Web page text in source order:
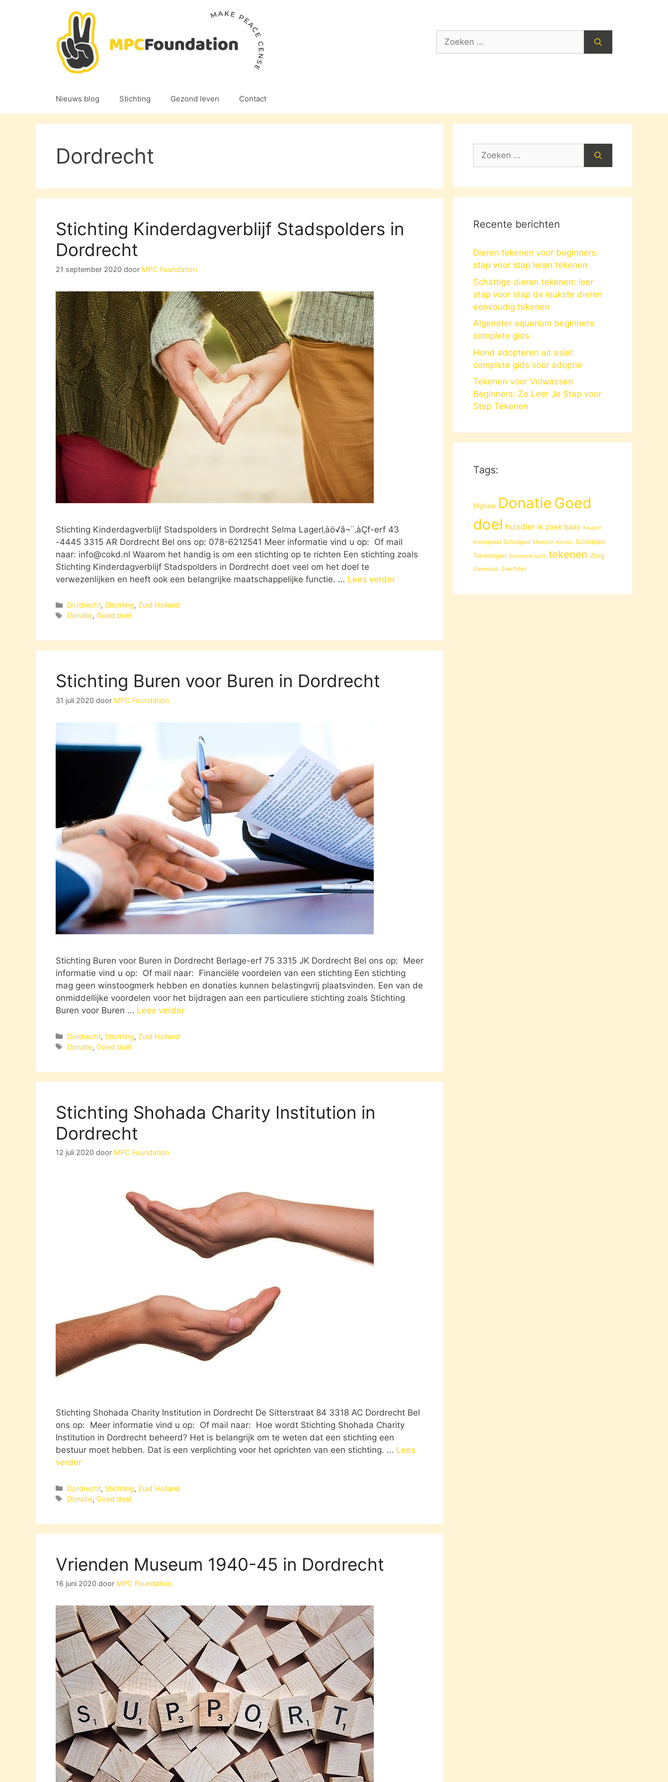
Zoek
Nieuws blog Stichting Gezond leven Contact
Dordrecht
Stichting Kinderdagverblijf Stadspolders in
Dordrecht
21 september 2020 door MPC Foundation
Stichting Kinderdagverblijf Stadspolders in Dordrecht Selma Lagerl‚àö√â¬¨‚àÇf-erf 43
-4445 3315 AR Dordrecht Bel ons op: 078-6212541 Meer informatie vind u op: Of mail
naar: info@cokd.nl Waarom het handig is om een stichting op te richten Een stichting zoals
Stichting Kinderdagverblijf Stadspolders in Dordrecht doet veel om het doel te
verwezenlijken en heeft ook een belangrijke maatschappelijke functie. … Lees verder
Categorieën
Dordrecht, Stichting, Zuid Holland
Tags
Donatie,Goed doel
Stichting Buren voor Buren in Dordrecht
31 juli 2020 door MPC Foundation
Stichting Buren voor Buren in Dordrecht Berlage-erf 75 3315 JK Dordrecht Bel ons op: Meer
informatie vind u op: Of mail naar: Financiële voordelen van een stichting Een stichting
mag geen winstoogmerk hebben en donaties kunnen belastingvrij plaatsvinden. Een van de
onmiddellijke voordelen voor het bijdragen aan een particuliere stichting zoals Stichting
Buren voor Buren … Lees verder
Categorieën
Dordrecht, Stichting, Zuid Holland
Tags
Donatie,Goed doel
Stichting Shohada Charity Institution in
Dordrecht
12 juli 2020 door MPC Foundation
Stichting Shohada Charity Institution in Dordrecht De Sitterstraat 84 3318 AC Dordrecht Bel
ons op: Meer informatie vind u op: Of mail naar: Hoe wordt Stichting Shohada Charity
Institution in Dordrecht beheerd? Het is belangrijk om te weten dat een stichting een
bestuur moet hebben. Dat is een verplichting voor het oprichten van een stichting. … Lees
verder
Categorieën
Dordrecht, Stichting, Zuid Holland
Tags
Donatie,Goed doel
Vrienden Museum 1940-45 in Dordrecht
16 juni 2020 door MPC Foundation
Zoek
Recente berichten
Dieren tekenen voor beginners:
stap voor stap leren tekenen
Schattige dieren tekenen: leer
stap voor stap de leukste dieren
eenvoudig tekenen
Algeneter aquarium beginners:
complete gids
Hond adopteren uit asiel:
complete gids voor adoptie
Tekenen voor Volwassen
Beginners: Zo Leer Je Stap voor
Stap Tekenen
Tags:
Digitaal Donatie Goed
doel huisdier ik zoek baas Keuken
Kleurplaat Schildpad Medisch Advies Schildpad
Tekeningen Schonere lucht tekenen Zorg
Zwembad Zwerfdier